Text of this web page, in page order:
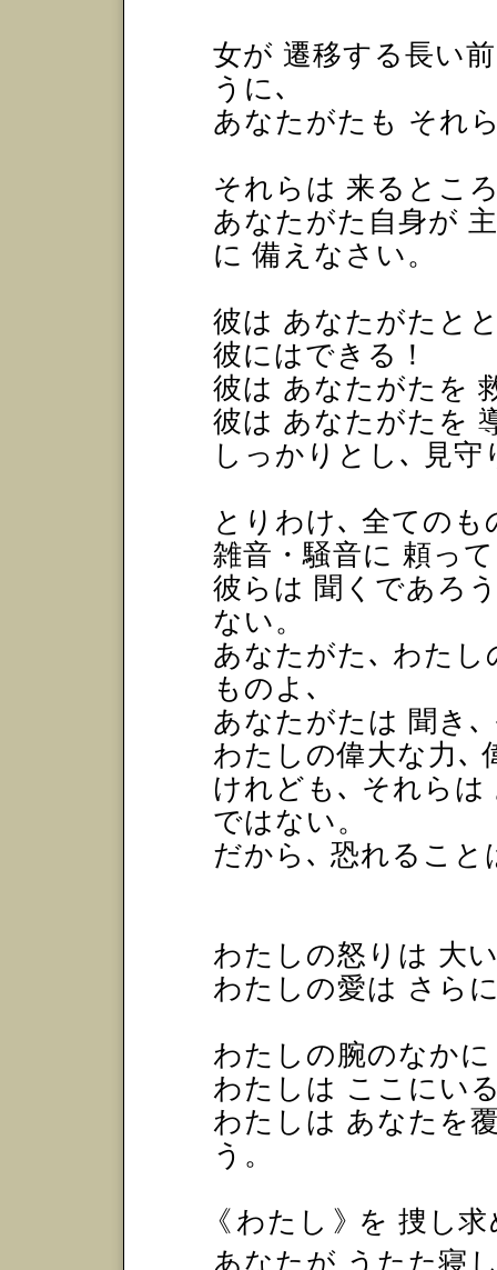
女が 遷移する長い
うに､
あなたがたも それ
それらは 来るとこ
あなたがた自身が
に 備えなさい。
彼は あなたがたと
彼にはできる！
彼は あなたがたを
彼は あなたがたを
しっかりとし､ 見
とりわけ､ 全ての
雑音・騒音に 頼っ
彼らは 聞くであろ
ない。
あなたがた､ わた
ものよ､
あなたがたは 聞き､
わたしの偉大な力､
けれども､ それら
ではない。
だから､ 恐れること
わたしの怒りは 大
わたしの愛は さら
わたしの腕のなか
わたしは ここにい
わたしは あなたを
う。
《 わたし 》を 捜し
あなたが うたた寝